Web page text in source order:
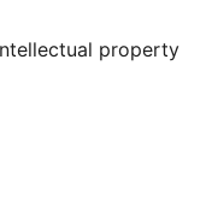
property